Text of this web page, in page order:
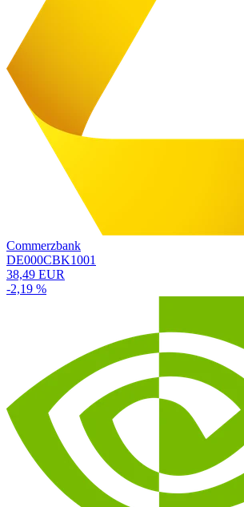
Commerzbank
DE000CBK1001
38,49 EUR
-2,19 %